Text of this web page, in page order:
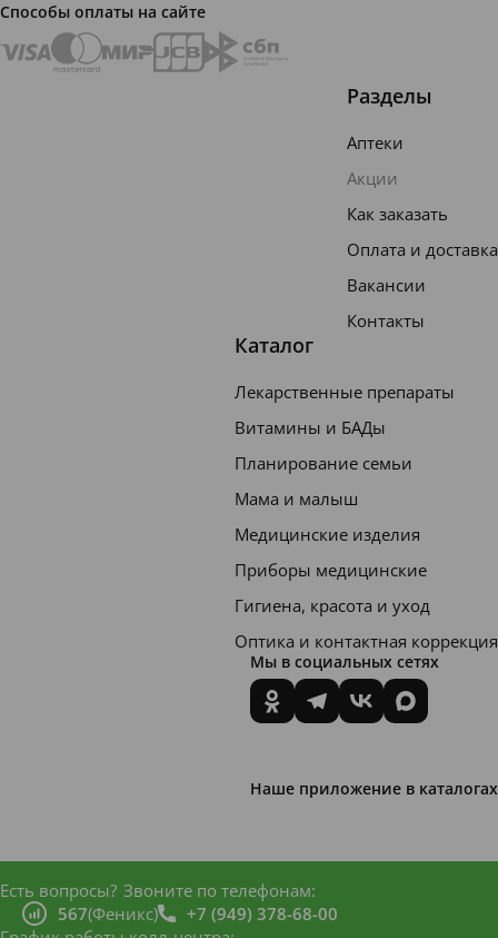
Способы оплаты на сайте
Разделы
Аптеки
Акции
Как заказать
Оплата и доставка
Вакансии
Контакты
Каталог
Лекарственные препараты
Витамины и БАДы
Планирование семьи
Мама и малыш
Медицинские изделия
Приборы медицинские
Гигиена, красота и уход
Оптика и контактная коррекция
Мы в социальных сетях
Наше приложение в каталогах
Есть вопросы? Звоните по телефонам:
567(Феникс)
+7 (949) 378-68-00